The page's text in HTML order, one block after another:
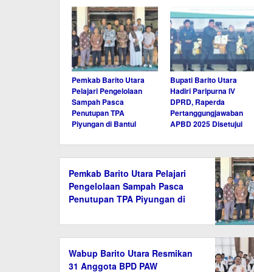
Pemkab Barito Utara
Pelajari Pengelolaan
Sampah Pasca
Penutupan TPA
Piyungan di Bantul
Bupati Barito Utara
Hadiri Paripurna IV
DPRD, Raperda
Pertanggungjawaban
APBD 2025 Disetujui
Pemkab Barito Utara Pelajari
Pengelolaan Sampah Pasca
Penutupan TPA Piyungan di
Wabup Barito Utara Resmikan
31 Anggota BPD PAW